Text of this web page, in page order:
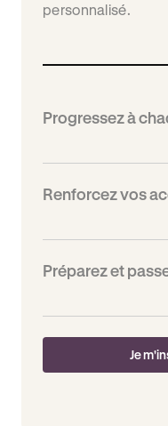
personnalisé.
Chaque cours se
les consulter.
Renforcez vos
Préparez et
Je